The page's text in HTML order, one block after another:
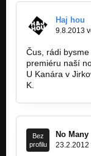
Haj hou
9.8.2013
Čus, rádi
premiéru naší
U Kanára v
K.
Bez
profilu
No Many
23.2.2012